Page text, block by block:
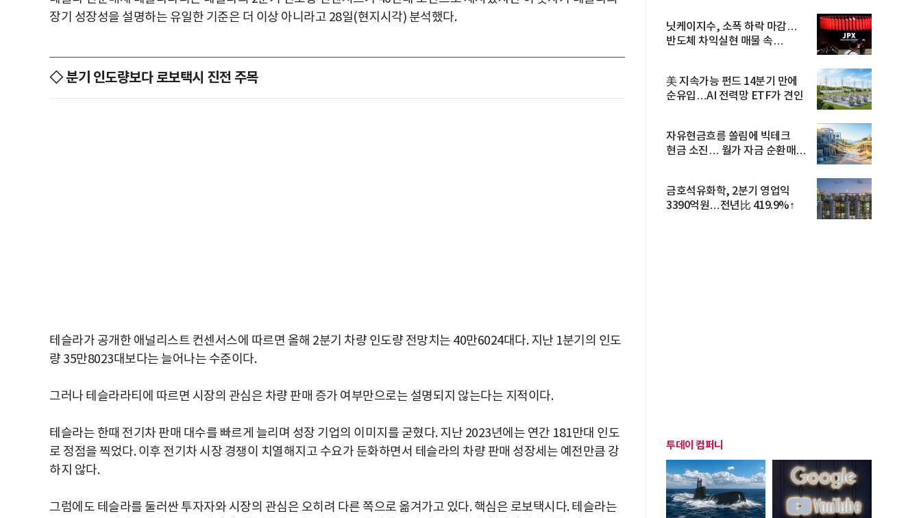
장기 성장성을 설명하는 유일한 기준은 더 이상 아니라고 28일(현지시각) 분석했다.
◇ 분기 인도량보다 로보택시 진전 주목
테슬라가 공개한 애널리스트 컨센서스에 따르면 올해 2분기 차량 인도량 전망치는 40만6024대다. 지난 1분기의 인도
량 35만8023대보다는 늘어나는 수준이다.
그러나 테슬라라티에 따르면 시장의 관심은 차량 판매 증가 여부만으로는 설명되지 않는다는 지적이다.
테슬라는 한때 전기차 판매 대수를 빠르게 늘리며 성장 기업의 이미지를 굳혔다. 지난 2023년에는 연간 181만대 인도
로 정점을 찍었다. 이후 전기차 시장 경쟁이 치열해지고 수요가 둔화하면서 테슬라의 차량 판매 성장세는 예전만큼 강
하지 않다.
그럼에도 테슬라를 둘러싼 투자자와 시장의 관심은 오히려 다른 쪽으로 옮겨가고 있다. 핵심은 로보택시다. 테슬라는
닛케이지수, 소폭 하락 마감…
반도체 차익실현 매물 속
美 지속가능 펀드 14분기 만에
순유입…AI 전력망 ETF가 견인
자유현금흐름 쏠림에 빅테크
현금 소진… 월가 자금 순환매
금호석유화학, 2분기 영업익
3390억원…전년比 419.9%↑
투데이 컴퍼니